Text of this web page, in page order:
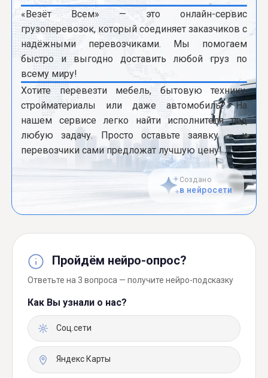
«Везёт Всем» — это онлайн-сервис
грузоперевозок, который соединяет заказчиков с
надёжными перевозчиками. Мы помогаем
быстро и выгодно доставить любой груз по
всему миру!
Хотите перевезти мебель, бытовую технику,
стройматериалы или даже автомобиль? На
нашем сервисе легко найти исполнителя под
любую задачу. Просто оставьте заявку — и
перевозчики сами предложат лучшую цену!
Создано
в нейросети
Пройдём нейро-опрос?
Ответьте на 3 вопроса — получите нейро-подсказку
Как Вы узнали о нас?
Соц.сети
Яндекс Карты